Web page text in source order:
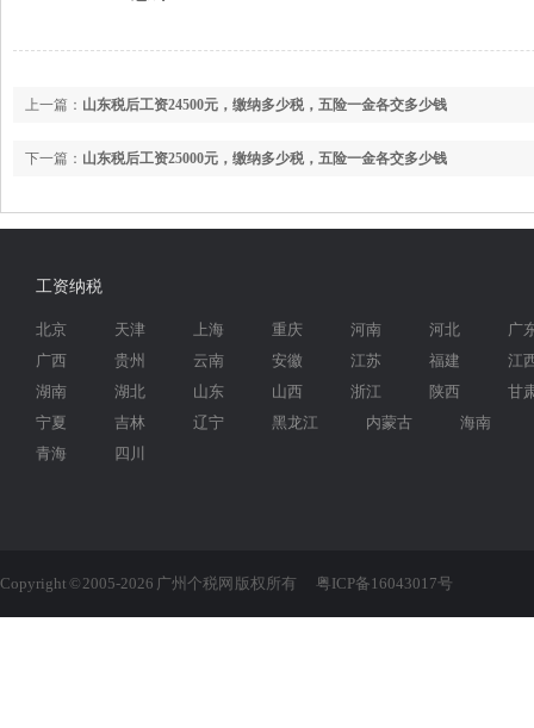
上一篇： 山东税后工资24500元，缴纳多少税，五险一金各交多少钱
下一篇： 山东税后工资25000元，缴纳多少税，五险一金各交多少钱
工资纳税
北京 天津 上海 重庆 河南 河北
广
广西
贵州 云南 安徽 江苏 福建
江
湖南
湖北 山东 山西 浙江 陕西
甘
宁夏
吉林 辽宁 黑龙江 内蒙古
海南
青海
四川
Copyright © 2005-2026 广州个税网 版权所有 粤ICP备16043017号